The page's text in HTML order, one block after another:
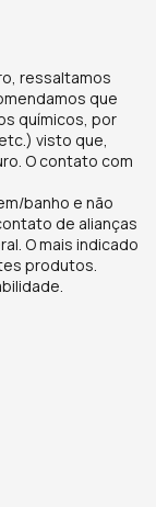
ressaltamos
que
químicos, por
visto que,
O contato com
banho e não
de alianças
O mais indicado
produtos.